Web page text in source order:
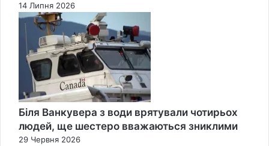
14 Липня 2026
Біля Ванкувера з води врятували чотирьох
людей, ще шестеро вважаються зниклими
29 Червня 2026